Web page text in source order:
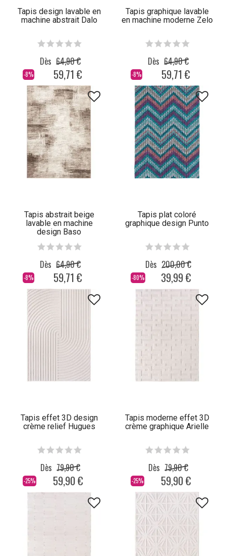
Tapis design lavable en
machine abstrait Dalo
-8%
Dès 64,90 €
59,71 €
Tapis graphique lavable
en machine moderne Zelo
-8%
Dès 64,90 €
59,71 €
Tapis abstrait beige
lavable en machine
design Baso
-8%
Dès 64,90 €
59,71 €
Tapis plat coloré
graphique design Punto
-80%
Dès 200,00 €
39,99 €
Tapis effet 3D design
crème relief Hugues
-25%
Dès 79,90 €
59,90 €
Tapis moderne effet 3D
crème graphique Arielle
-25%
Dès 79,90 €
59,90 €